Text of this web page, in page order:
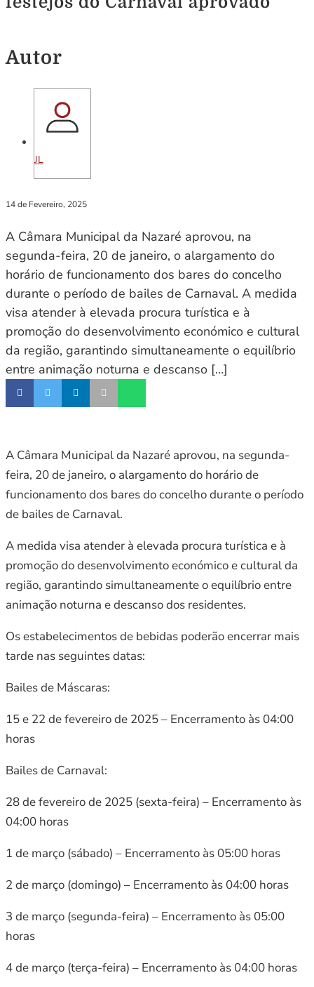
Autor
JL
14 de Fevereiro, 2025
A Câmara Municipal da Nazaré aprovou, na
segunda-feira, 20 de janeiro, o alargamento do
horário de funcionamento dos bares do concelho
durante o período de bailes de Carnaval. A medida
visa atender à elevada procura turística e à
promoção do desenvolvimento económico e cultural
da região, garantindo simultaneamente o equilíbrio
entre animação noturna e descanso […]
A Câmara Municipal da Nazaré aprovou, na segunda-
feira, 20 de janeiro, o alargamento do horário de
funcionamento dos bares do concelho durante o período
de bailes de Carnaval.
A medida visa atender à elevada procura turística e à
promoção do desenvolvimento económico e cultural da
região, garantindo simultaneamente o equilíbrio entre
animação noturna e descanso dos residentes.
Os estabelecimentos de bebidas poderão encerrar mais
tarde nas seguintes datas:
Bailes de Máscaras:
15 e 22 de fevereiro de 2025 – Encerramento às 04:00
horas
Bailes de Carnaval:
28 de fevereiro de 2025 (sexta-feira) – Encerramento às
04:00 horas
1 de março (sábado) – Encerramento às 05:00 horas
2 de março (domingo) – Encerramento às 04:00 horas
3 de março (segunda-feira) – Encerramento às 05:00
horas
4 de março (terça-feira) – Encerramento às 04:00 horas